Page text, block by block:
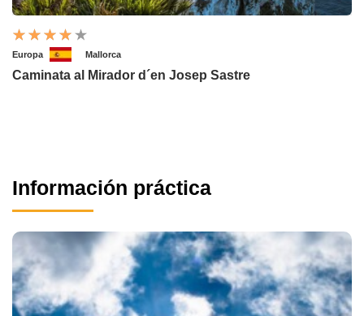
Europa Mallorca
Caminata al Mirador d´en Josep Sastre
Información práctica